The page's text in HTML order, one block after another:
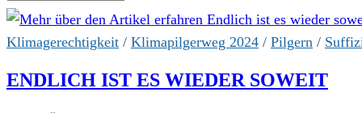
Klimagerechtigkeit / Klimapilgerweg 2024 / Pilgern /
ENDLICH IST ES WIEDER SOWEIT